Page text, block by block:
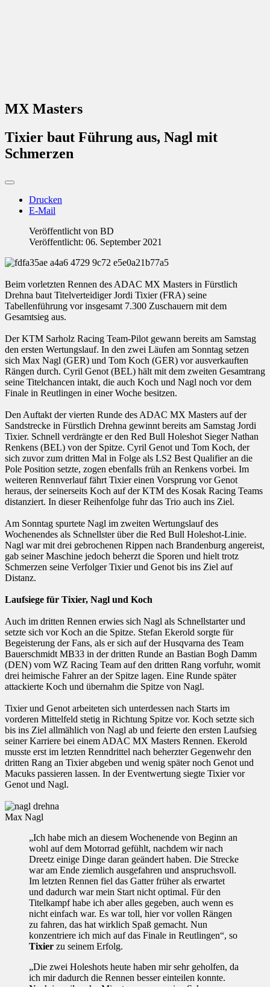
MX Masters
Tixier baut Führung aus, Nagl mit
Schmerzen
Drucken
E-Mail
Veröffentlicht von BD
Veröffentlicht: 06. September 2021
Beim vorletzten Rennen des ADAC MX Masters in Fürstlich
Drehna baut Titelverteidiger Jordi Tixier (FRA) seine
Tabellenführung vor insgesamt 7.300 Zuschauern mit dem
Gesamtsieg aus.
Der KTM Sarholz Racing Team-Pilot gewann bereits am Samstag
den ersten Wertungslauf. In den zwei Läufen am Sonntag setzen
sich Max Nagl (GER) und Tom Koch (GER) vor ausverkauften
Rängen durch. Cyril Genot (BEL) hält mit dem zweiten Gesamtrang
seine Titelchancen intakt, die auch Koch und Nagl noch vor dem
Finale in Reutlingen in einer Woche besitzen.
Den Auftakt der vierten Runde des ADAC MX Masters auf der
Sandstrecke in Fürstlich Drehna gewinnt bereits am Samstag Jordi
Tixier. Schnell verdrängte er den Red Bull Holeshot Sieger Nathan
Renkens (BEL) von der Spitze. Cyril Genot und Tom Koch, der
sich zuvor zum dritten Mal in Folge als LS2 Best Qualifier an die
Pole Position setzte, zogen ebenfalls früh an Renkens vorbei. Im
weiteren Rennverlauf fährt Tixier einen Vorsprung vor Genot
heraus, der seinerseits Koch auf der KTM des Kosak Racing Teams
distanziert. In dieser Reihenfolge fuhr das Trio auch ins Ziel.
Am Sonntag spurtete Nagl im zweiten Wertungslauf des
Wochenendes als Schnellster über die Red Bull Holeshot-Linie.
Nagl war mit drei gebrochenen Rippen nach Brandenburg angereist,
gab seiner Maschine jedoch beherzt die Sporen und hielt trotz
Schmerzen seine Verfolger Tixier und Genot bis ins Ziel auf
Distanz.
Laufsiege für Tixier, Nagl und Koch
Auch im dritten Rennen erwies sich Nagl als Schnellstarter und
setzte sich vor Koch an die Spitze. Stefan Ekerold sorgte für
Begeisterung der Fans, als er sich auf der Husqvarna des Team
Bauerschmidt MB33 in der dritten Runde an Bastian Bogh Damm
(DEN) vom WZ Racing Team auf den dritten Rang vorfuhr, womit
drei heimische Fahrer an der Spitze lagen. Eine Runde später
attackierte Koch und übernahm die Spitze von Nagl.
Tixier und Genot arbeiteten sich unterdessen nach Starts im
vorderen Mittelfeld stetig in Richtung Spitze vor. Koch setzte sich
bis ins Ziel allmählich von Nagl ab und feierte den ersten Laufsieg
seiner Karriere bei einem ADAC MX Masters Rennen. Ekerold
musste erst im letzten Renndrittel nach beherzter Gegenwehr den
dritten Rang an Tixier abgeben und wenig später noch Genot und
Macuks passieren lassen. In der Eventwertung siegte Tixier vor
Genot und Nagl.
Max Nagl
„Ich habe mich an diesem Wochenende von Beginn an
wohl auf dem Motorrad gefühlt, nachdem wir nach
Dreetz einige Dinge daran geändert haben. Die Strecke
war am Ende ziemlich ausgefahren und anspruchsvoll.
Im letzten Rennen fiel das Gatter früher als erwartet
und dadurch war mein Start nicht optimal. Für den
Titelkampf habe ich aber alles gegeben, auch wenn es
nicht einfach war. Es war toll, hier vor vollen Rängen
zu fahren, das hat wirklich Spaß gemacht. Nun
konzentriere ich mich auf das Finale in Reutlingen“, so
Tixier zu seinem Erfolg.
„Die zwei Holeshots heute haben mir sehr geholfen, da
ich mir dadurch die Rennen besser einteilen konnte.